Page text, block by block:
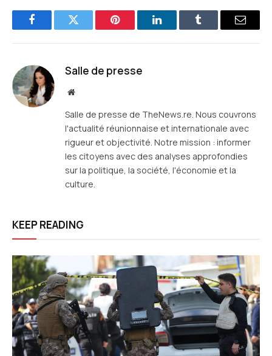
FacebookTwitter Pinterest LinkedInTumblr
E-
Salle de presse
Site
Salle de presse de TheNews.re. Nous couvrons
l'actualité réunionnaise et internationale avec
rigueur et objectivité. Notre mission : informer
les citoyens avec des analyses approfondies
sur la politique, la société, l'économie et la
culture.
KEEP READING